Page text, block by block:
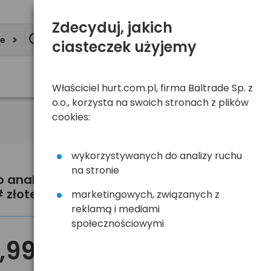
analogowe przenośne Blow 77-
zł
Zdecyduj, jakich
ciasteczek użyjemy
Właściciel hurt.com.pl, firma Baltrade Sp. z
o.o., korzysta na swoich stronach z plików
cookies:
wykorzystywanych do analizy ruchu
na stronie
marketingowych, związanych z
reklamą i mediami
społecznościowymi